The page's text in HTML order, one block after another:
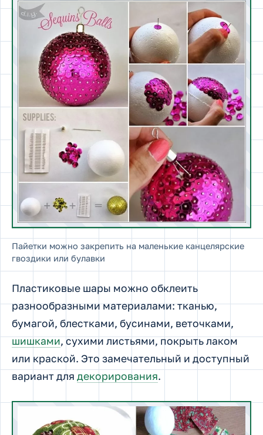
Пайетки можно закрепить на маленькие канцелярские
гвоздики или булавки
Пластиковые шары можно обклеить
разнообразными материалами: тканью,
бумагой, блестками, бусинами, веточками,
шишками, сухими листьями, покрыть лаком
или краской. Это замечательный и доступный
вариант для декорирования.